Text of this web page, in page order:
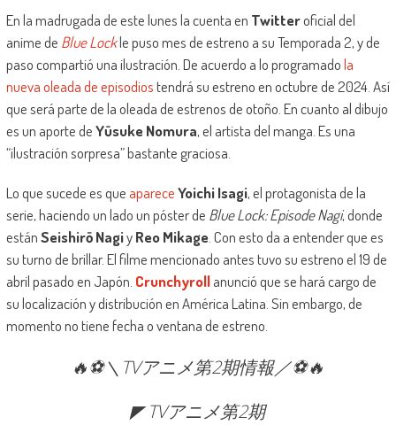
En la madrugada de este lunes la cuenta en Twitteroficial del
anime de Blue Lockle puso mes de estreno a su Temporada 2, y de
paso compartió una ilustración. De acuerdo a lo programadola
nueva oleada de episodiostendrá su estreno en octubre de 2024. Así
que será parte de la oleada de estrenos de otoño. En cuanto al dibujo
es un aporte deYūsuke Nomura, el artista del manga. Es una
“ilustración sorpresa” bastante graciosa.
Lo que sucede es que apareceYoichi Isagi, el protagonista de la
serie, haciendo un lado un póster de Blue Lock: Episode Nagi, donde
estánSeishirō NagiyReo Mikage. Con esto da a entender que es
su turno de brillar. El filme mencionado antes tuvo su estreno el 19 de
abril pasado en Japón. Crunchyrollanunció que se hará cargo de
su localización y distribución en América Latina. Sin embargo, de
momento no tiene fecha o ventana de estreno.
🔥⚽＼TVアニメ第2期情報／⚽🔥
◤ TVアニメ第2期